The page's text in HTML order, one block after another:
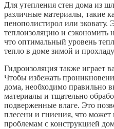
Для утепления стен дома из
различные материалы, такие
пенополистирол или эковату.
теплоизоляцию и сэкономить
что оптимальный уровень
тепло в доме зимой и
Гидроизоляция также играет
Чтобы избежать
дома, необходимо правильно
материалы и тщательно
подверженные влаге. Это
плесени и гниения, что может
проблемам с конструкцией